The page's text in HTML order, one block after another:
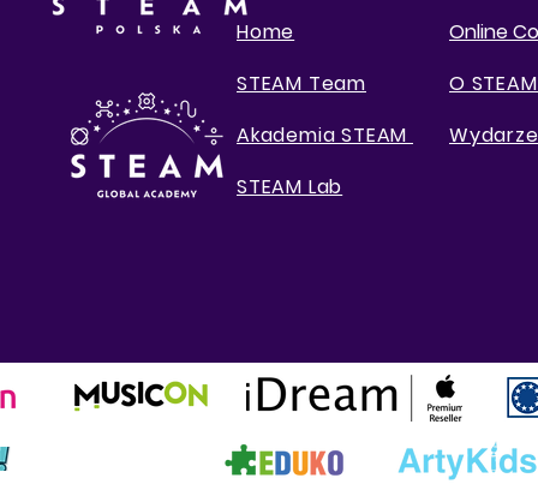
Home
STEAM Team
Akademia STEAM
STEAM Lab
Online
O